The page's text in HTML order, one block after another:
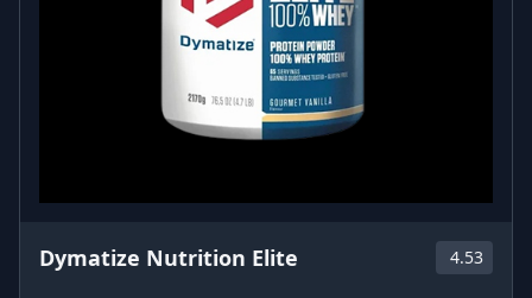
Dymatize Nutrition Elite 4.53